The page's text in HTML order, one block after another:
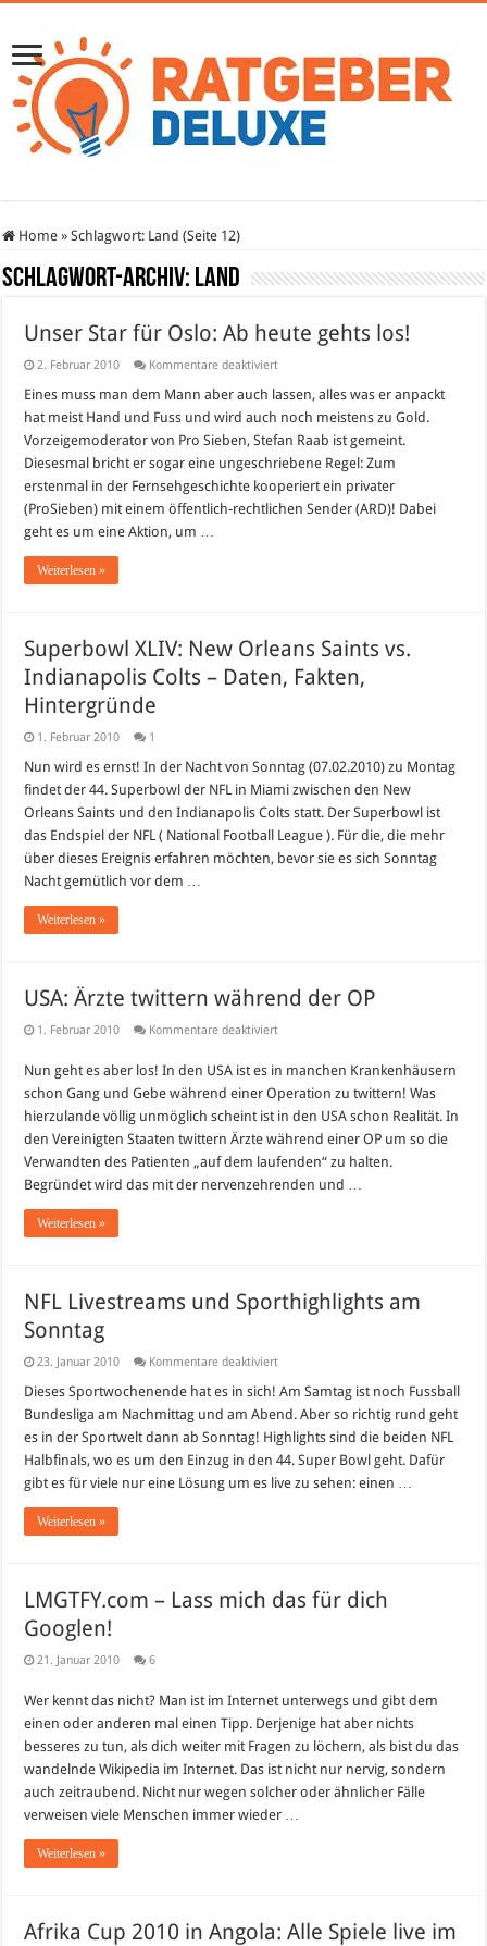
Home » Schlagwort: Land (Seite 12)
Schlagwort-Archiv: Land
Unser Star für Oslo: Ab heute gehts los!
2. Februar 2010 Kommentare deaktiviertfür
Star
Oslo:
Ab
heute
gehts
Eines muss man dem Mann aber auch lassen, alles was er anpackt
hat meist Hand und Fuss und wird auch noch meistens zu Gold.
Vorzeigemoderator von Pro Sieben, Stefan Raab ist gemeint.
Diesesmal bricht er sogar eine ungeschriebene Regel: Zum
erstenmal in der Fernsehgeschichte kooperiert ein privater
(ProSieben) mit einem öffentlich-rechtlichen Sender (ARD)! Dabei
geht es um eine Aktion, um …
Weiterlesen »
Superbowl XLIV: New Orleans Saints vs.
Indianapolis Colts – Daten, Fakten,
Hintergründe
1. Februar 2010 1
Nun wird es ernst! In der Nacht von Sonntag (07.02.2010) zu Montag
findet der 44. Superbowl der NFL in Miami zwischen den New
Orleans Saints und den Indianapolis Colts statt. Der Superbowl ist
das Endspiel der NFL ( National Football League ). Für die, die mehr
über dieses Ereignis erfahren möchten, bevor sie es sich Sonntag
Nacht gemütlich vor dem …
Weiterlesen »
USA: Ärzte twittern während der OP
1. Februar 2010 Kommentare deaktiviertfür
twittern
während
der
OP
Nun geht es aber los! In den USA ist es in manchen Krankenhäusern
schon Gang und Gebe während einer Operation zu twittern! Was
hierzulande völlig unmöglich scheint ist in den USA schon Realität. In
den Vereinigten Staaten twittern Ärzte während einer OP um so die
Verwandten des Patienten „auf dem laufenden“ zu halten.
Begründet wird das mit der nervenzehrenden und …
Weiterlesen »
NFL Livestreams und Sporthighlights am
Sonntag
23. Januar 2010 Kommentare deaktiviertfür
Livestreams
Sporthighlights
am
Sonntag
Dieses Sportwochenende hat es in sich! Am Samtag ist noch Fussball
Bundesliga am Nachmittag und am Abend. Aber so richtig rund geht
es in der Sportwelt dann ab Sonntag! Highlights sind die beiden NFL
Halbfinals, wo es um den Einzug in den 44. Super Bowl geht. Dafür
gibt es für viele nur eine Lösung um es live zu sehen: einen …
Weiterlesen »
LMGTFY.com – Lass mich das für dich
Googlen!
21. Januar 2010 6
Wer kennt das nicht? Man ist im Internet unterwegs und gibt dem
einen oder anderen mal einen Tipp. Derjenige hat aber nichts
besseres zu tun, als dich weiter mit Fragen zu löchern, als bist du das
wandelnde Wikipedia im Internet. Das ist nicht nur nervig, sondern
auch zeitraubend. Nicht nur wegen solcher oder ähnlicher Fälle
verweisen viele Menschen immer wieder …
Weiterlesen »
Afrika Cup 2010 in Angola: Alle Spiele live im